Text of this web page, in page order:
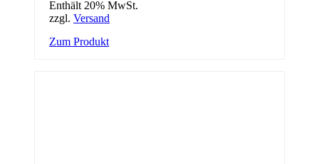
Enthält 20% MwSt.
zzgl. Versand
Zum Produkt